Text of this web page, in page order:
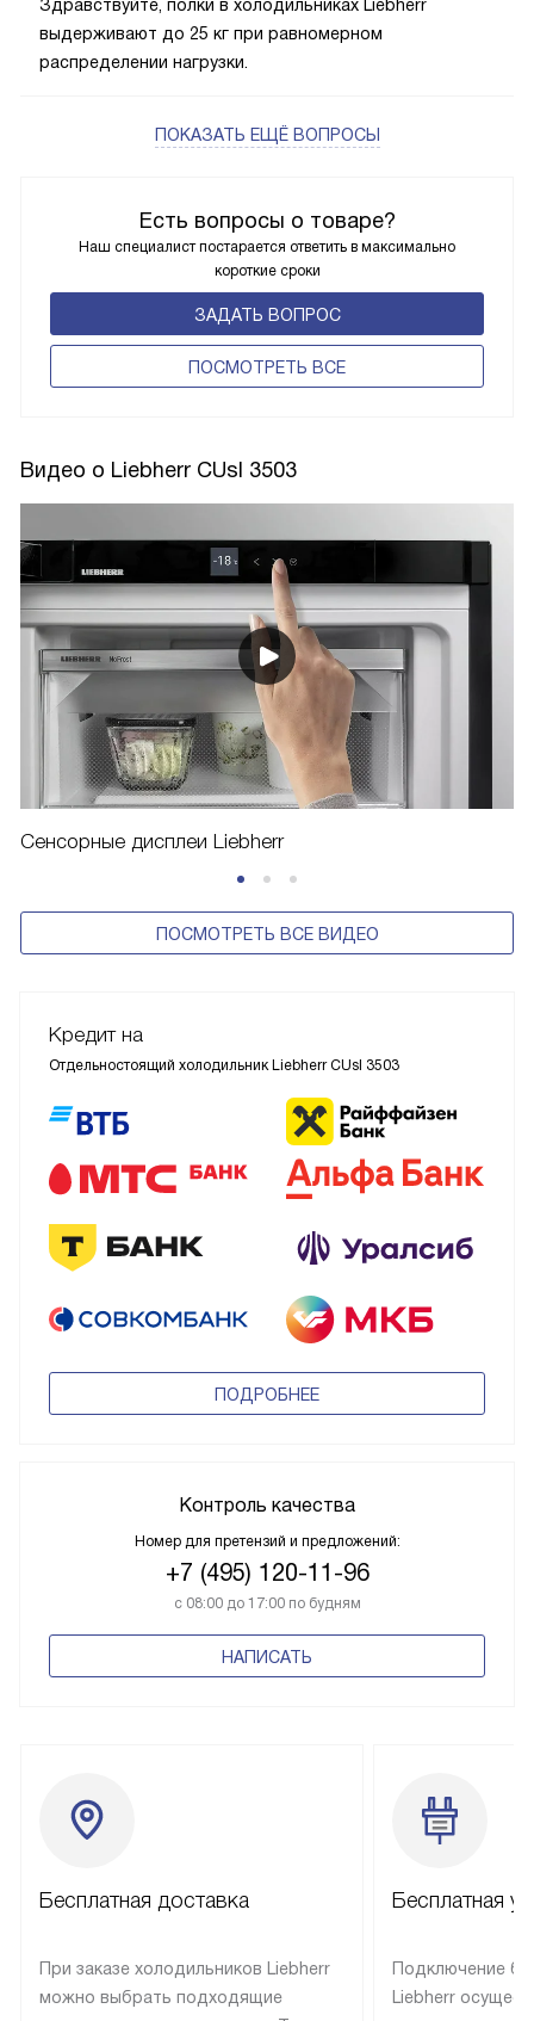
Есть вопросы о товаре?
Наш специалист постарается ответить в максимально
короткие сроки
ЗАДАТЬ ВОПРОС
ПОCМОТРЕТЬ ВСЕ
Здравствуйте, полки в холодильниках Liebherr
выдерживают до 25 кг при равномерном
распределении нагрузки.
ПОКАЗАТЬ ЕЩЁ ВОПРОСЫ
Видео о Liebherr CUsl 3503
Сенсорные дисплеи Liebherr
ПОСМОТРЕТЬ ВСЕ ВИДЕО
Кредит на
Отдельностоящий холодильник Liebherr CUsl 3503
ПОДРОБНЕЕ
Контроль качества
Номер для претензий и предложений:
+7 (495) 120-11-96
с 08:00 до 17:00 по будням
НАПИСАТЬ
Бесплатная доставка
При заказе холодильников Liebherr
можно выбрать подходящие
Бесплатная
Подключение
Liebherr